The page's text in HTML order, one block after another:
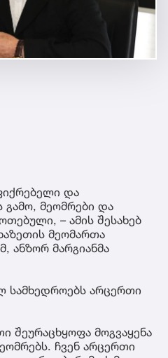
და
გამო, მეომრები და
– ამის შესახებ
მეომართა
ანზორ მარგიანმა
სამხედროებს არცერთი
შეურაცხყოფა მოგვაყენა
ჩვენ არცერთი